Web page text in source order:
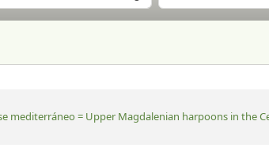
mediterráneo = Upper Magdalenian harpoons in the